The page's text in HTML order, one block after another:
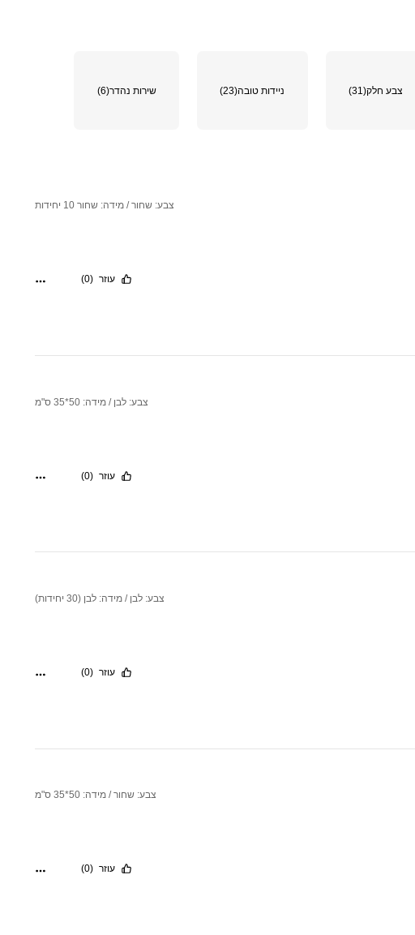
צבע חלק(31) ניידות טובה(23) שירות נהדר(6)
צבע: שחור / מידה: שחור 10 יחידות
עוזר (0)
צבע: לבן / מידה: 50*35 ס"מ
עוזר (0)
צבע: לבן / מידה: לבן (30 יחידות)
עוזר (0)
צבע: שחור / מידה: 50*35 ס"מ
עוזר (0)